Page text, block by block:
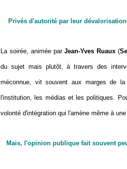
Privés d'autorité par leur
La soirée, animée parJean-Yves Ruaux (
du sujet mais plutôt, à travers des
méconnue, vit souvent aux marges de
l'institution, les médias et les politiques.
volonté d'intégration qui l'amène même à
Mais, l'opinion publique fait souvent